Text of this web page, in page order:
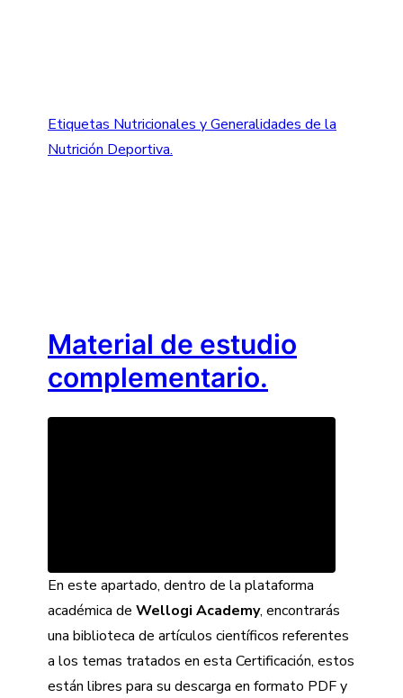
Etiquetas Nutricionales y Generalidades de la
Nutrición Deportiva.
Material de estudio
complementario.
Material
De
Complementario.
En este apartado, dentro de la plataforma
académica de Wellogi Academy, encontrarás
una biblioteca de artículos científicos referentes
a los temas tratados en esta Certificación, estos
están libres para su descarga en formato PDF y